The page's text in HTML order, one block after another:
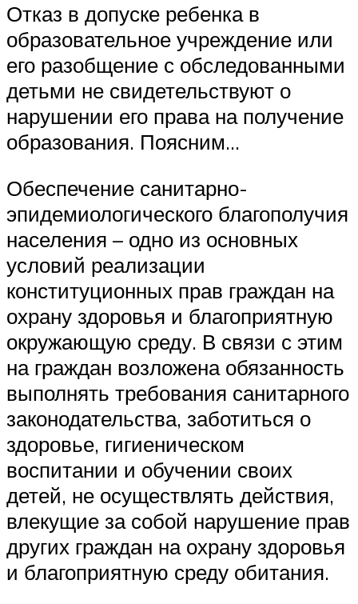
Отказ в допуске ребенка в
образовательное учреждение или
его разобщение с обследованными
детьми не свидетельствуют о
нарушении его права на получение
образования. Поясним…
Обеспечение санитарно-
эпидемиологического благополучия
населения – одно из основных
условий реализации
конституционных прав граждан на
охрану здоровья и благоприятную
окружающую среду. В связи с этим
на граждан возложена обязанность
выполнять требования санитарного
законодательства, заботиться о
здоровье, гигиеническом
воспитании и обучении своих
детей, не осуществлять действия,
влекущие за собой нарушение прав
других граждан на охрану здоровья
и благоприятную среду обитания.